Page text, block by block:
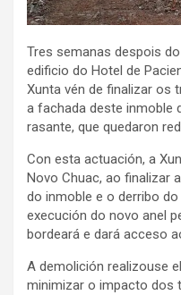
Tres semanas despois
edificio do Hotel de
Xunta vén de finalizar os
a fachada deste inmoble
rasante, que quedaron
Con esta actuación, a
Novo Chuac, ao finalizar
do inmoble e o derribo
execución do novo anel
bordeará e dará acceso
A demolición realizouse
minimizar o impacto dos